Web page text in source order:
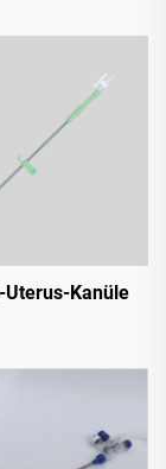
Uterus-Kanüle